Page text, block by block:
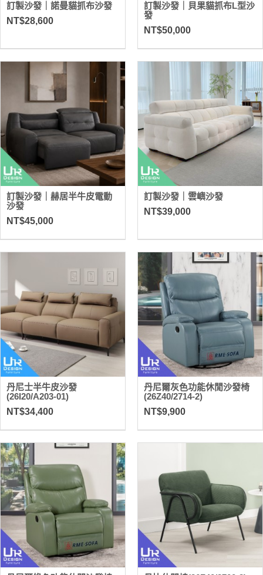
訂製沙發｜諾曼貓抓布沙發
NT$28,600
訂製沙發｜貝果貓抓布L型沙
發
NT$50,000
訂製沙發｜赫居半牛皮電動
沙發
NT$45,000
訂製沙發｜雲嶼沙發
NT$39,000
丹尼士半牛皮沙發
(26I20/A203-01)
NT$34,400
丹尼爾灰色功能休閒沙發椅
(26Z40/2714-2)
NT$9,900